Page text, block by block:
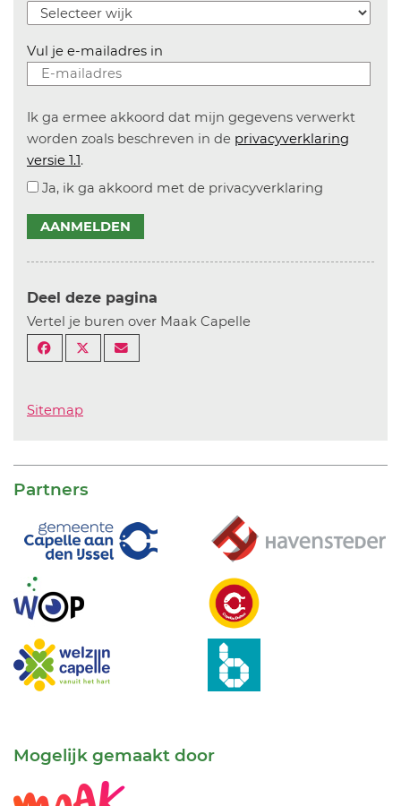
Vul je e-mailadres in
Ik ga ermee akkoord dat mijn gegevens verwerkt
worden zoals beschreven in de privacyverklaring
versie 1.1.
Ja, ik ga akkoord met de privacyverklaring
AANMELDEN
Deel deze pagina
Vertel je buren over Maak Capelle
Sitemap
Partners
Mogelijk gemaakt door